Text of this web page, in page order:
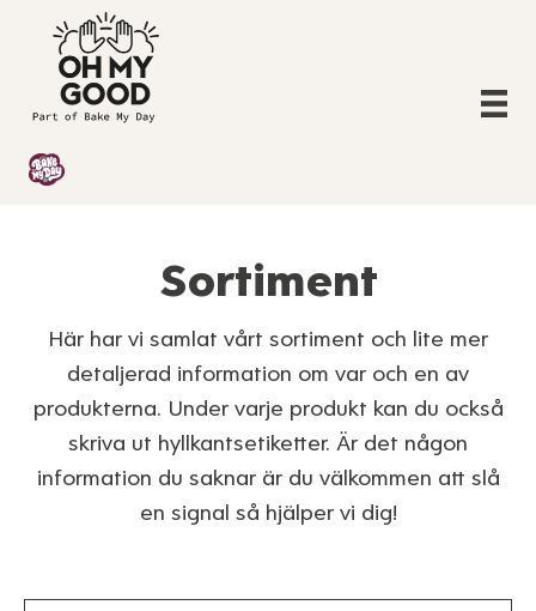
Sortiment
Här har vi samlat vårt sortiment och lite mer
detaljerad information om var och en av
produkterna. Under varje produkt kan du också
skriva ut hyllkantsetiketter. Är det någon
information du saknar är du välkommen att slå
en signal så hjälper vi dig!